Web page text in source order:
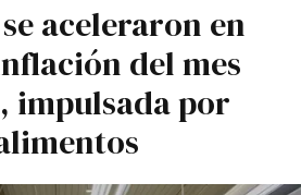
aceleraron en
del mes
impulsada por